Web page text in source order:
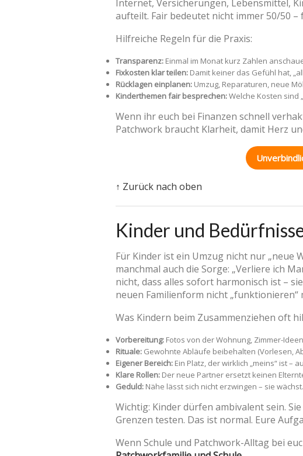
Internet, Versicherungen, Lebensmittel,
aufteilt. Fair bedeutet nicht immer 50/50
Hilfreiche Regeln für die Praxis:
Transparenz: Einmal im Monat kurz Zahlen
Fixkosten klar teilen: Damit keiner das Gefühl hat,
Rücklagen einplanen: Umzug, Reparaturen, neue
Kinderthemen fair besprechen:Welche Kosten sind
Wenn ihr euch bei Finanzen schnell
Patchwork braucht Klarheit, damit Herz
↑ Zurück nach oben
Kinder und
Für Kinder ist ein Umzug nicht nur „neue
manchmal auch die Sorge: „Verliere ich
nicht, dass alles sofort harmonisch ist –
neuen Familienform nicht „funktionieren“
Was Kindern beim Zusammenziehen oft
Vorbereitung: Fotos von der Wohnung, Zimmer-
Rituale: Gewohnte Abläufe beibehalten (Vorlesen,
Eigener Bereich: Ein Platz, der wirklich „meins“ ist –
Klare Rollen: Der neue Partner ersetzt keinen
Geduld: Nähe lässt sich nicht erzwingen – sie wächst.
Wichtig: Kinder dürfen ambivalent sein.
Grenzen testen. Das ist normal. Eure
Wenn Schule und Patchwork-Alltag bei